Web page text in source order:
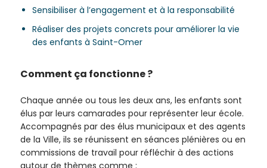
Sensibiliser à l’engagement et à la responsabilité
Réaliser des projets concrets pour améliorer la vie
des enfants à Saint-Omer
Comment ça fonctionne ?
Chaque année ou tous les deux ans, les enfants sont
élus par leurs camarades pour représenter leur école.
Accompagnés par des élus municipaux et des agents
de la Ville, ils se réunissent en séances plénières ou en
commissions de travail pour réfléchir à des actions
autour de thèmes comme :
voulez
désinscrire